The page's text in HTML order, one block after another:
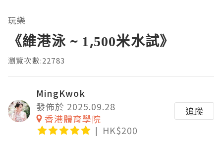
玩樂
《維港泳 ~ 1,500米水試》
瀏覽次數:22783
MingKwok
發佈於 2025.09.28
香港體育學院
HK$200
追蹤